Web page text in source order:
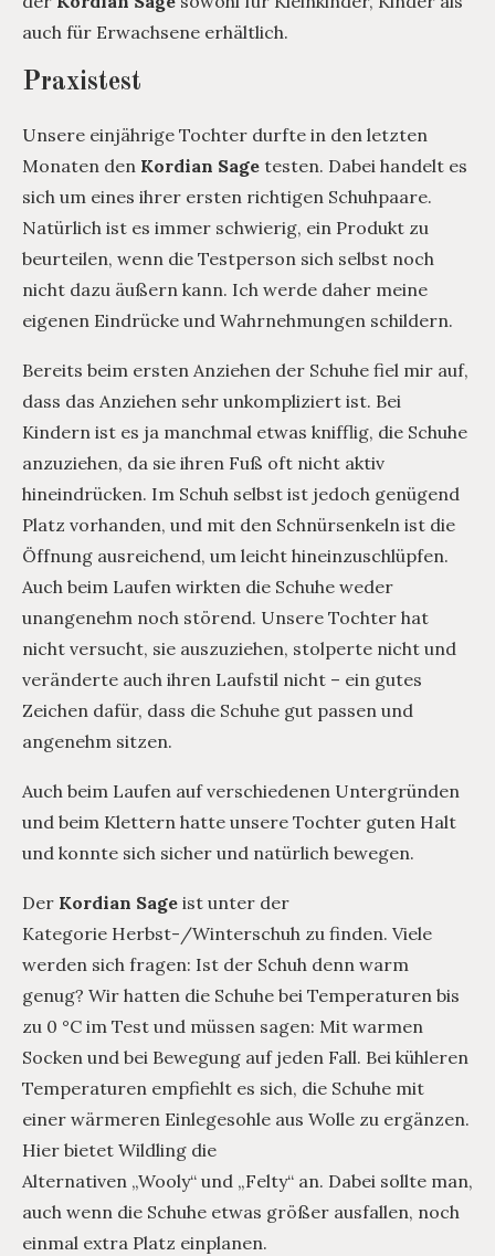
auch für Erwachsene erhältlich.
Praxistest
Unsere einjährige Tochter durfte in den letzten
Monaten den Kordian Sage testen. Dabei handelt es
sich um eines ihrer ersten richtigen Schuhpaare.
Natürlich ist es immer schwierig, ein Produkt zu
beurteilen, wenn die Testperson sich selbst noch
nicht dazu äußern kann. Ich werde daher meine
eigenen Eindrücke und Wahrnehmungen schildern.
Bereits beim ersten Anziehen der Schuhe fiel mir auf,
dass das Anziehen sehr unkompliziert ist. Bei
Kindern ist es ja manchmal etwas knifflig, die Schuhe
anzuziehen, da sie ihren Fuß oft nicht aktiv
hineindrücken. Im Schuh selbst ist jedoch genügend
Platz vorhanden, und mit den Schnürsenkeln ist die
Öffnung ausreichend, um leicht hineinzuschlüpfen.
Auch beim Laufen wirkten die Schuhe weder
unangenehm noch störend. Unsere Tochter hat
nicht versucht, sie auszuziehen, stolperte nicht und
veränderte auch ihren Laufstil nicht – ein gutes
Zeichen dafür, dass die Schuhe gut passen und
angenehm sitzen.
Auch beim Laufen auf verschiedenen Untergründen
und beim Klettern hatte unsere Tochter guten Halt
und konnte sich sicher und natürlich bewegen.
Der Kordian Sage ist unter der
Kategorie Herbst-/Winterschuh zu finden. Viele
werden sich fragen: Ist der Schuh denn warm
genug? Wir hatten die Schuhe bei Temperaturen bis
zu 0 °C im Test und müssen sagen: Mit warmen
Socken und bei Bewegung auf jeden Fall. Bei kühleren
Temperaturen empfiehlt es sich, die Schuhe mit
einer wärmeren Einlegesohle aus Wolle zu ergänzen.
Hier bietet Wildling die
Alternativen „Wooly“ und „Felty“ an. Dabei sollte man,
auch wenn die Schuhe etwas größer ausfallen, noch
einmal extra Platz einplanen.